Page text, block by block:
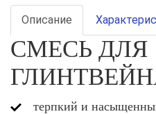
Описание
СМЕСЬ ДЛЯ
терпкий и